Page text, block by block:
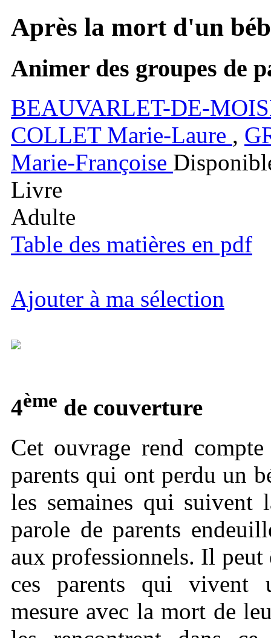
Après la mort d'un
Animer des groupes de
BEAUVARLET-DE-
COLLET Marie-Laure ,
Marie-Françoise
Livre
Adulte
Table des matières en pdf
Ajouter à ma sélection
4ème de couverture
Cet ouvrage rend
parents qui ont perdu un
les semaines qui suivent
parole de parents
aux professionnels. Il peut
ces parents qui vivent
mesure avec la mort de